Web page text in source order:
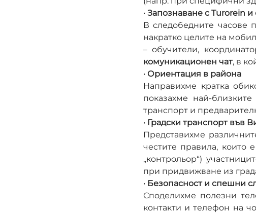
· Запознаване с Turorein и
В следобедните часове
накратко целите на
комуникационен чат, в
· Ориентация в района
Направихме кратка
показахме най-
транспорт и
· Градски транспорт във
Представихме
честите правила, които
„контрольор“)
при придвижване из
· Безопасност и спешни
Споделихме полезни
контакти и телефон на